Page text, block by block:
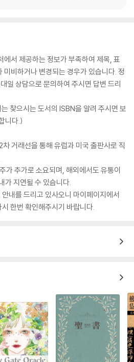
에서 제공하는 정보가 부족하여 제목, 표
미비하거나 변경되는 경우가 있습니다. 정
일 상담으로 문의하여 주시면 답변 드리
찾으시는 도서의 ISBN을 알려 주시면 보
니다.)
거래선을 통해 유럽과 미국 출판사로 직
가 추가로 소요되며, 해외에서도 유통이
가 지연될 수 있습니다.
내를 드리고 있사오니 마이페이지에서
한번 확인해주시기 바랍니다.